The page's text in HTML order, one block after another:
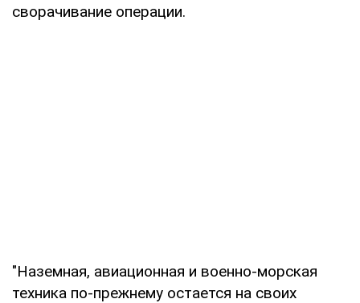
сворачивание операции.
"Наземная, авиационная и военно-морская
техника по-прежнему остается на своих